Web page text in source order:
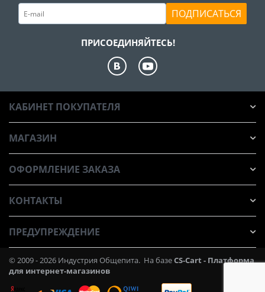
ПОДПИСАТЬСЯ
ПРИСОЕДИНЯЙТЕСЬ!
КАБИНЕТ ПОКУПАТЕЛЯ
МАГАЗИН
ОФОРМЛЕНИЕ ЗАКАЗА
КОНТАКТЫ
ПРЕДУПРЕЖДЕНИЕ
© 2009 - 2026 Индустрия Общепита. На базеCS-Cart - Платформа
для интернет-магазинов